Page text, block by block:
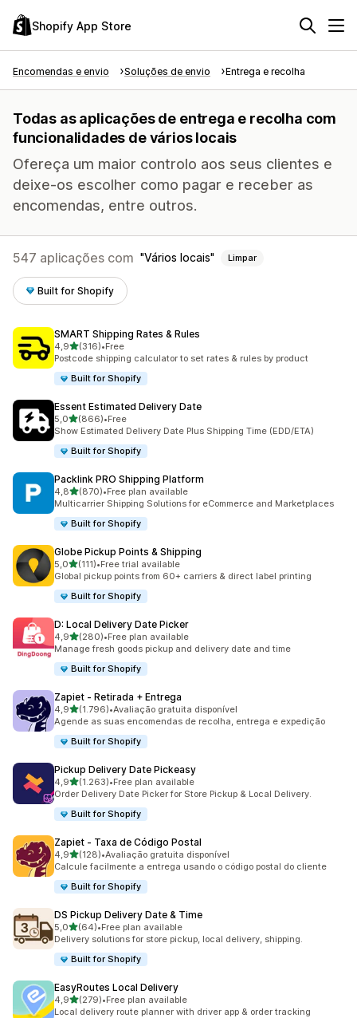
Shopify App Store
Encomendas e envio Soluções de envio Entrega e recolha
Todas as aplicações de entrega e recolha com
funcionalidades de vários locais
Ofereça um maior controlo aos seus clientes e
deixe-os escolher como pagar e receber as
encomendas, entre outros.
547 aplicações com Vários locais Limpar
Built for Shopify
SMART Shipping Rates & Rules
4,9de 5 estrelas
(316)
316 total de avaliações
•Free
Postcode shipping calculator to set rates & rules by product
Built for Shopify
Essent Estimated Delivery Date
5,0de 5 estrelas
(866)
866 total de avaliações
•Free
Show Estimated Delivery Date Plus Shipping Time (EDD/ETA)
Built for Shopify
Packlink PRO Shipping Platform
4,8de 5 estrelas
(870)
870 total de avaliações
•Free plan available
Multicarrier Shipping Solutions for eCommerce and Marketplaces
Built for Shopify
Globe Pickup Points & Shipping
5,0de 5 estrelas
(111)
111 total de avaliações
•Free trial available
Global pickup points from 60+ carriers & direct label printing
Built for Shopify
D: Local Delivery Date Picker
4,9de 5 estrelas
(280)
280 total de avaliações
•Free plan available
Manage fresh goods pickup and delivery date and time
Built for Shopify
Zapiet ‑ Retirada + Entrega
4,9de 5 estrelas
(1.796)
1796 total de avaliações
•Avaliação gratuita disponível
Agende as suas encomendas de recolha, entrega e expedição
Built for Shopify
Pickup Delivery Date Pickeasy
4,9de 5 estrelas
(1.263)
1263 total de avaliações
•Free plan available
Order Delivery Date Picker for Store Pickup & Local Delivery.
Built for Shopify
Zapiet ‑ Taxa de Código Postal
4,9de 5 estrelas
(128)
128 total de avaliações
•Avaliação gratuita disponível
Calcule facilmente a entrega usando o código postal do cliente
Built for Shopify
DS Pickup Delivery Date & Time
5,0de 5 estrelas
(64)
64 total de avaliações
•Free plan available
Delivery solutions for store pickup, local delivery, shipping.
Built for Shopify
EasyRoutes Local Delivery
4,9de 5 estrelas
(279)
279 total de avaliações
•Free plan available
Local delivery route planner with driver app & order tracking